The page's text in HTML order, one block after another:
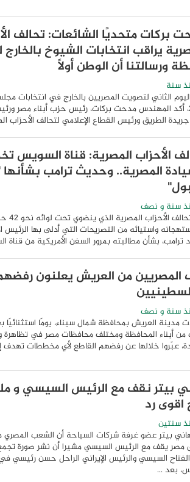
بركات متحديًا الشائعات: تحالف
يراقب انتخابات الشيوخ
ورسالتنا أن الوطن أولاً
سنة
الثاني لتصويت المصريين بالخارج في انتخابات
2025، أكد المهندس مدحت بركات، رئيس حزب أبناء مصر
جريدة الطريق ورئيس القطاع الإعلامي لتحالف الأحزاب
الأحزاب المصرية: قناة السويس
المصرية.. وحديث ترامب بشأنها
سنة و نصف
عبر
واستيائه من التصريحات التي أدلى بها الرئيس
ترامب، بشأن مطالبته بمرور السفن الأمريكية من قناة
المصريين من العريش يعلنون
سنة و نصف
مدينة العريش بمحافظة شمال سيناء، يومًا استثنائيًا
من أبناء المحافظة ومختلف محافظات مصر في
عبّروا خلالها عن رفضهم القاطع لأي مخططات تهدف
بيتر نقف مع الرئيس السيسي و
اقوى رد
سنتين
بيتر عضو غرفة شركات السياحة أن الشعب
مصر يقف مع الرئيس السيسي مشيرا أن نشر صورة
السيسي والرئيس الإيراني الراحل حسن رئيسي
بعد ...